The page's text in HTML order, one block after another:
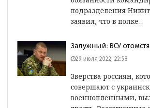
подразделения
заявил, что в полке…
Залужный: ВСУ
29 июля 2022, 22:58
Зверства россиян,
совершают с
военнопленными,